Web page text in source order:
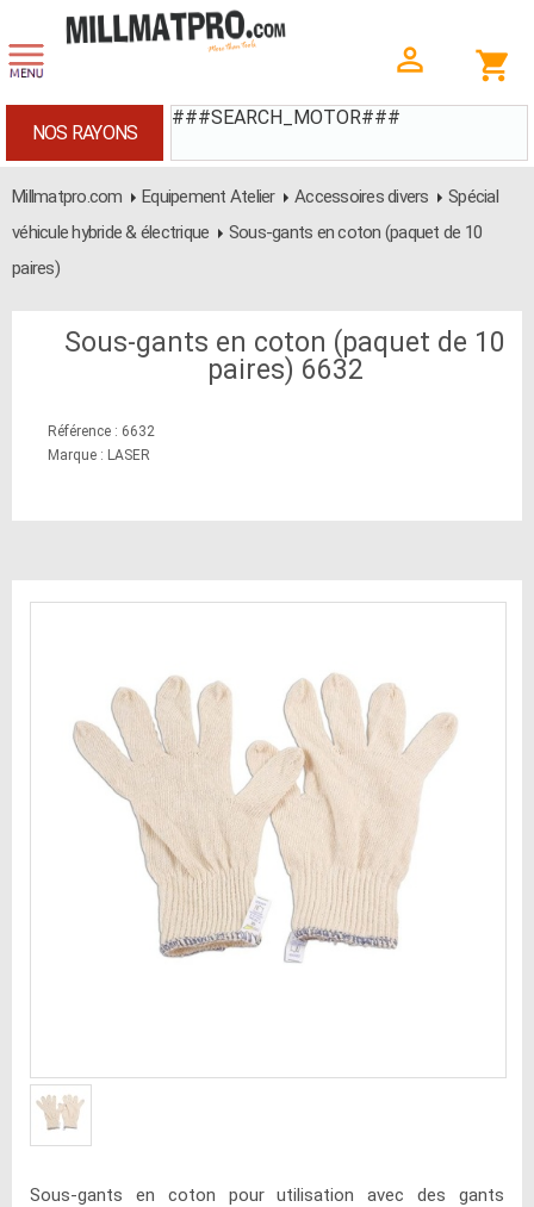
###SEARCH_MOTOR###
NOS RAYONS
Millmatpro.com Equipement Atelier Accessoires divers
Spécial
véhicule hybride & électrique
Sous-gants en coton (paquet de 10
paires)
Sous-gants en coton (paquet de 10
paires) 6632
Référence : 6632
Marque : LASER
Sous-gants en coton pour utilisation avec des gants